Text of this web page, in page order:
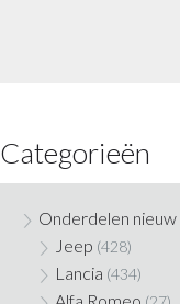
Categorieën
Onderdelen nieuw
Jeep (428)
Lancia (434)